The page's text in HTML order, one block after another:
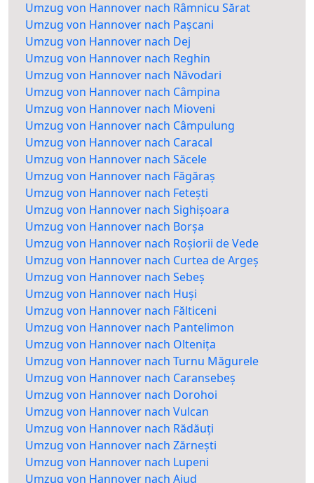
Umzug von Hannover nach Râmnicu Sărat
Umzug von Hannover nach Pașcani
Umzug von Hannover nach Dej
Umzug von Hannover nach Reghin
Umzug von Hannover nach Năvodari
Umzug von Hannover nach Câmpina
Umzug von Hannover nach Mioveni
Umzug von Hannover nach Câmpulung
Umzug von Hannover nach Caracal
Umzug von Hannover nach Săcele
Umzug von Hannover nach Făgăraș
Umzug von Hannover nach Fetești
Umzug von Hannover nach Sighișoara
Umzug von Hannover nach Borșa
Umzug von Hannover nach Roșiorii de Vede
Umzug von Hannover nach Curtea de Argeș
Umzug von Hannover nach Sebeș
Umzug von Hannover nach Huși
Umzug von Hannover nach Fălticeni
Umzug von Hannover nach Pantelimon
Umzug von Hannover nach Oltenița
Umzug von Hannover nach Turnu Măgurele
Umzug von Hannover nach Caransebeș
Umzug von Hannover nach Dorohoi
Umzug von Hannover nach Vulcan
Umzug von Hannover nach Rădăuți
Umzug von Hannover nach Zărnești
Umzug von Hannover nach Lupeni
Umzug von Hannover nach Aiud